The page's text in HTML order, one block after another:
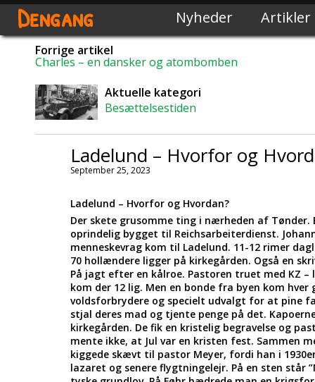
Dengang Nyheder Artikler
Forrige artikel
Charles – en dansker og atombomben
Aktuelle kategori
Besættelsestiden
Ladelund – Hvorfor og
September 25, 2023
Ladelund – Hvorfor og Hvordan?
Der skete grusomme ting i nærheden af
oprindelig bygget til Reichsarbeiterdienst.
menneskevrag kom til Ladelund. 11-12 rimer
70 hollændere ligger på kirkegården. Også en
På jagt efter en kålroe. Pastoren truet med KZ
kom der 12 lig. Men en bonde fra byen kom
voldsforbrydere og specielt udvalgt for at pine
stjal deres mad og tjente penge på det.
kirkegården. De fik en kristelig begravelse og
mente ikke, at Jul var en kristen fest. Sammen
kiggede skævt til pastor Meyer, fordi han i
lazaret og senere flygtningelejr. På en sten står